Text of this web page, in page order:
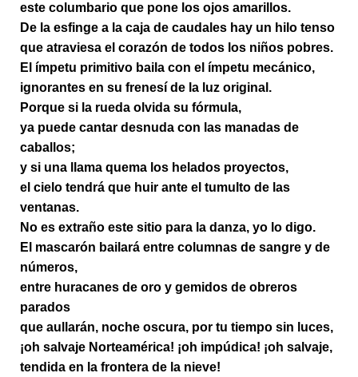
este columbario que pone los ojos amarillos.
De la esfinge a la caja de caudales hay un hilo tenso
que atraviesa el corazón de todos los niños pobres.
El ímpetu primitivo baila con el ímpetu mecánico,
ignorantes en su frenesí de la luz original.
Porque si la rueda olvida su fórmula,
ya puede cantar desnuda con las manadas de
caballos;
y si una llama quema los helados proyectos,
el cielo tendrá que huir ante el tumulto de las
ventanas.
No es extraño este sitio para la danza, yo lo digo.
El mascarón bailará entre columnas de sangre y de
números,
entre huracanes de oro y gemidos de obreros
parados
que aullarán, noche oscura, por tu tiempo sin luces,
¡oh salvaje Norteamérica! ¡oh impúdica! ¡oh salvaje,
tendida en la frontera de la nieve!